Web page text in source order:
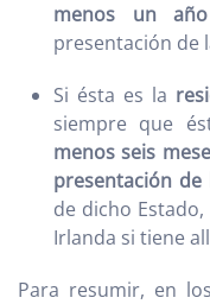
menos un año
presentación de
Si ésta es la
siempre que
menos seis
presentación de
de dicho
Irlanda si tiene
Para resumir, en los